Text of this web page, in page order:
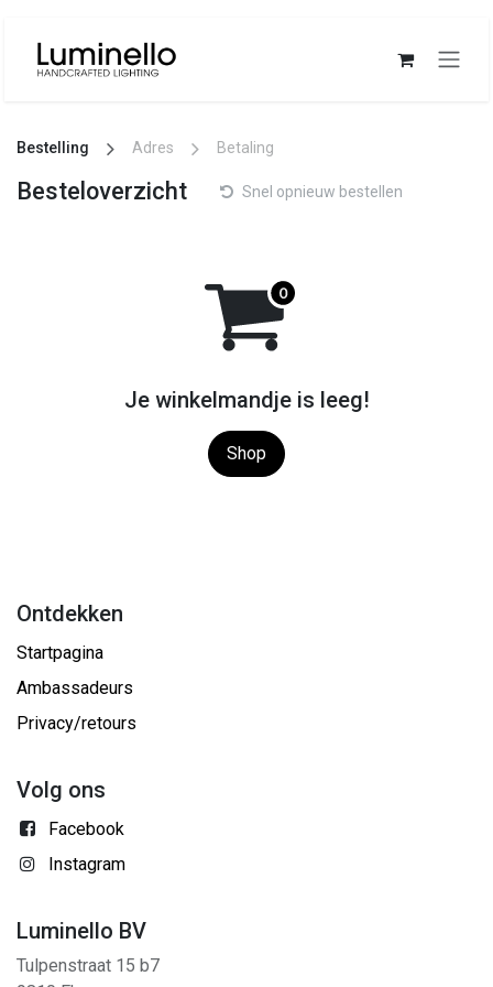
Bestelling Adres Betaling
Besteloverzicht Snel opnieuw bestellen
Je winkelmandje is leeg!
Shop
Ontdekken
Startpagina
Ambassadeurs
Privacy/retours
Volg ons
Facebook
Instagram
Luminello BV
Tulpenstraat 15 b7